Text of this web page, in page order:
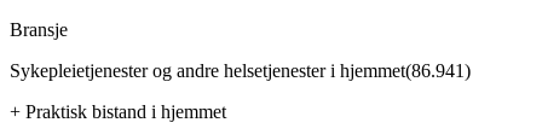
Bransje
Sykepleietjenester og andre helsetjenester i hjemmet(86.941)
+ Praktisk bistand i hjemmet